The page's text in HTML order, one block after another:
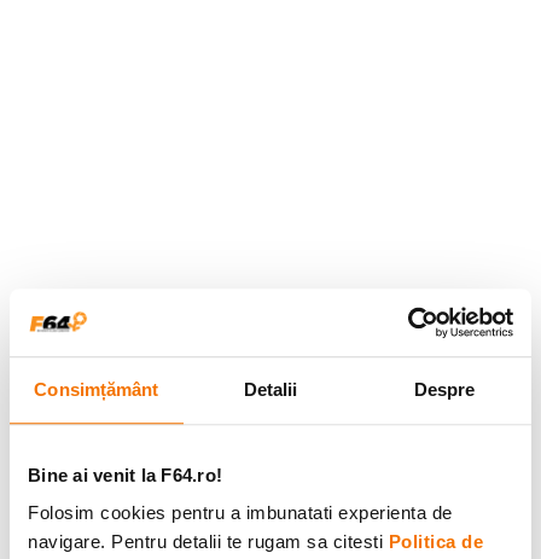
Consimțământ Detalii Despre
Bine ai venit la F64.ro!
Folosim cookies pentru a imbunatati experienta de
navigare. Pentru detalii te rugam sa citesti Politica de